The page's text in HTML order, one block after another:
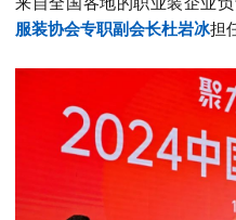
服装协会专职副会长杜岩冰担